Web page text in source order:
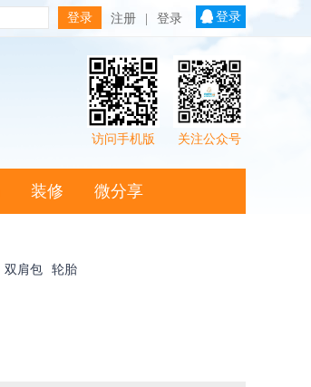
注册 登录 登录
关注公众号
访问手机版
装修 微分享
双肩包 轮胎